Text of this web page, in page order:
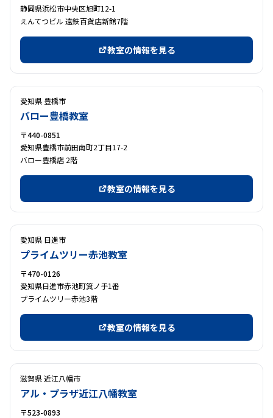
静岡県浜松市中央区旭町12-1
えんてつビル 遠鉄百貨店新館7階
教室の情報を見る
愛知県 豊橋市
バロー豊橋教室
〒440-0851
愛知県豊橋市前田南町2丁目17-2
バロー豊橋店 2階
教室の情報を見る
愛知県 日進市
プライムツリー赤池教室
〒470-0126
愛知県日進市赤池町箕ノ手1番
プライムツリー赤池3階
教室の情報を見る
滋賀県 近江八幡市
アル・プラザ近江八幡教室
〒523-0893